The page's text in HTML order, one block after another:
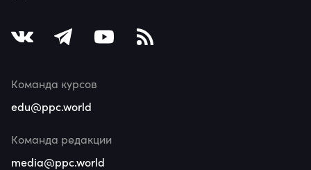
Команда курсов
edu@ppc.world
Команда редакции
media@ppc.world